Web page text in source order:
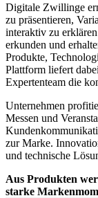
Digitale Zwillinge
zu präsentieren,
interaktiv zu
erkunden und
Produkte,
Plattform liefert
Expertenteam die
Unternehmen
Messen und
zur Marke.
und technische
Aus Produkten
starke